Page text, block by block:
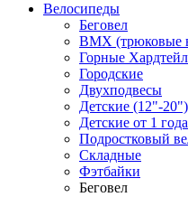
Велосипеды
Беговел
ВМХ (трюковые
Горные Хардтейл
Городские
Двухподвесы
Детские (12"-20")
Детские от 1 года
Подростковый
Складные
Фэтбайки
Беговел